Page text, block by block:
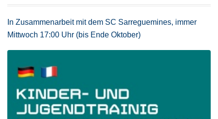
In Zusammenarbeit mit dem SC Sarreguemines, immer
Mittwoch 17:00 Uhr (bis Ende Oktober)